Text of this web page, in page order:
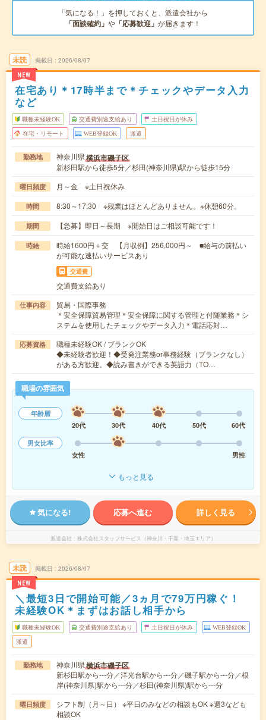
「気になる！」を押しておくと、派遣会社から
「面談確約」 や 「応募歓迎」 が届きます！
未読
NEW
掲載日 2026/08/07
在宅あり＊17時半まで＊チェックやデータ入力
など
職種未経験OK 交通費別途支給あり 土日祝日が休み
在宅・リモート WEB登録OK 派遣
勤務地 神奈川県横浜市磯子区
新杉田駅から徒歩5分／杉田(神奈川県)駅から徒歩15分
曜日頻度 月～金 ※土日祝休み
時間 8:30～17:30 ※残業はほとんどありません。※休憩60分。
期間 【急募】即日～長期 ※開始日はご相談可能です！
時給
時給1600円＋交 【月収例】256,000円～ ■給与の前払い
が可能な速払いサービスあり
交通費
交通費支給あり
仕事内容
貿易・国際事務
＊安全保障貿易管理＊安全保障に関する管理と付随業務＊シ
ステムを使用したチェックやデータ入力＊電話応対…
応募資格
職種未経験OK / ブランクOK
◆未経験者歓迎！◆受発注業務or事務経験（ブランクなし）
がある方歓迎。◆読み書きができる英語力（TO…
職場の雰囲気
年齢層
20代
30代 40代 50代
60代
男女比率
女性
男性
もっと見る
気になる! 応募へ進む 詳しく見る
派遣会社 株式会社スタッフサービス（神奈川・千葉・埼玉エリア）
未読
NEW
掲載日 2026/08/07
＼最短3日で開始可能／3ヵ月で79万円稼ぐ！
未経験OK＊まずはお話し相手から
職種未経験OK 交通費別途支給あり 土日祝日が休み WEB登録OK
派遣
勤務地 神奈川県横浜市磯子区
新杉田駅から---分／洋光台駅から---分／磯子駅から---分／根
岸(神奈川県)駅から---分／杉田(神奈川県)駅から---分
曜日頻度
シフト制（月～日） ※平日のみなどの相談もOK ※週3なども
相談OK